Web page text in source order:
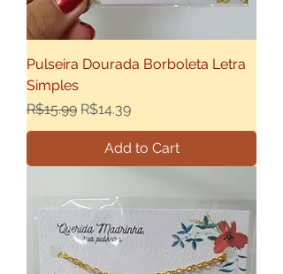
Pulseira Dourada Borboleta Letra
Simples
Regular Price
R$15.99 Sale Price
R$14.39
Add to Cart